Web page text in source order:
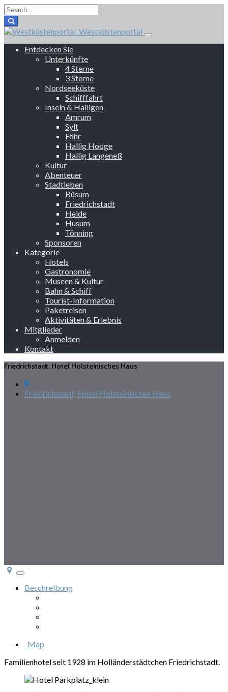
Westküstenportal
Entdecken Sie
Unterkünfte
4 Sterne
3 Sterne
Nordseeküste
Schifffahrt
Inseln & Halligen
Amrum
Sylt
Föhr
Hallig Hooge
Hallig Langeneß
Kultur
Abenteuer
Stadtleben
Büsum
Friedrichstadt
Heide
Husum
Tönning
Sponsoren
Kategorie
Hotels
Gastronomie
Museen & Kultur
Bahn & Schiff
Tourist-Information
Paketreisen
Aktivitäten & Erlebnis
Mitglieder
Anmelden
Kontakt
Friedrichstadt, Hotel Holsteinisches Haus
Friedrichstadt, Hotel Holsteinisches Haus
Toggle
navigation
Beschreibung
Map
Familienhotel seit 1928 im Holländerstädtchen Friedrichstadt.